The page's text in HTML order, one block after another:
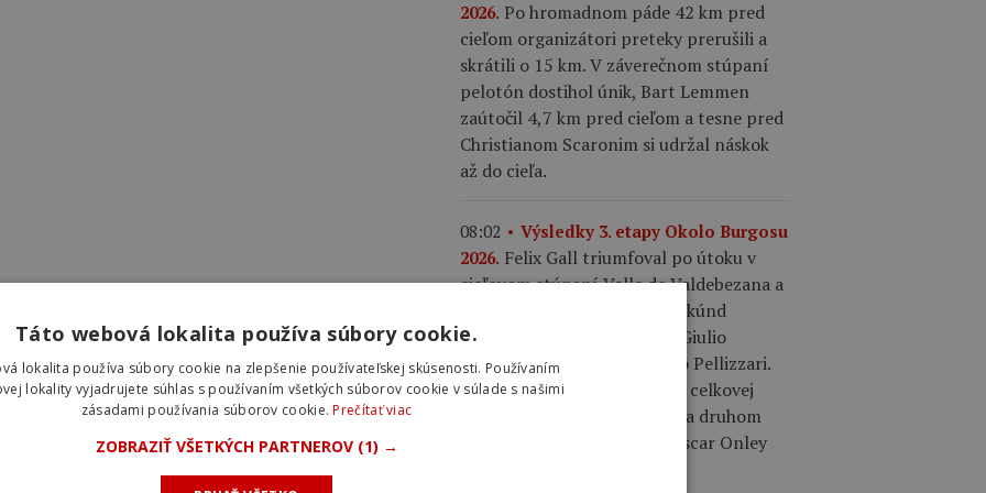
2026. Po hromadnom páde 42 km pred
cieľom organizátori preteky prerušili a
skrátili o 15 km. V záverečnom stúpaní
pelotón dostihol únik, Bart Lemmen
zaútočil 4,7 km pred cieľom a tesne pred
Christianom Scaronim si udržal náskok
až do cieľa.
08:02
Výsledky 3. etapy Okolo Burgosu
2026. Felix Gall triumfoval po útoku v
cieľovom stúpaní Valle de Valdebezana a
4,6 km sóle. So stratou 11 sekúnd
finišoval na druhom mieste Giulio
Ciccone a tretí skončil Giulio Pellizzari.
Gall sa tak dostal do vedenia celkovej
klasifikácie. Ciccone stráca na druhom
mieste šesť sekúnd a tretí Oscar Onley
Táto webová lokalita používa súbory cookie.
lokalita používa súbory cookie na zlepšenie používateľskej skúsenosti. Používaním
lokality vyjadrujete súhlas s používaním všetkých súborov cookie v súlade s našimi
zásadami používania súborov cookie.Prečítať viac
ZOBRAZIŤ VŠETKÝCH PARTNEROV (1) →